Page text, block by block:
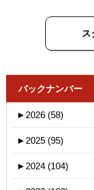
ス
バックナンバー
► 2026 (58)
► 2025 (95)
► 2024 (104)